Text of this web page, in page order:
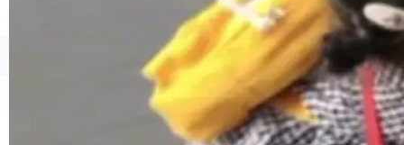
w 不要求标准普通话，方言识别覆盖粤语、吴语
等 10 大方言片区和 20 余个二级小片区。在开
源评测集中，Hy ASR 3.0 preview 在多语种的
©OSCHINA(OSChina.NET) 京ICP备2025119063号